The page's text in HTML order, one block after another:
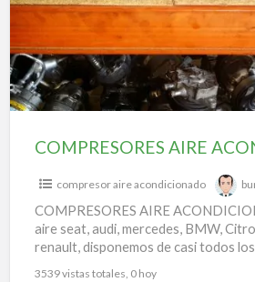
COMPRESORES AIRE
compresor aire acondicionado
COMPRESORES AIRE
aire seat, audi, mercedes, BMW,
renault, disponemos de casi todos
3539 vistas totales, 0 hoy